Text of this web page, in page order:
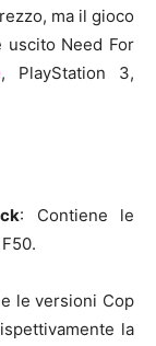
ma il gioco
Need For
, PlayStation 3,
: Contiene le
le versioni Cop
la